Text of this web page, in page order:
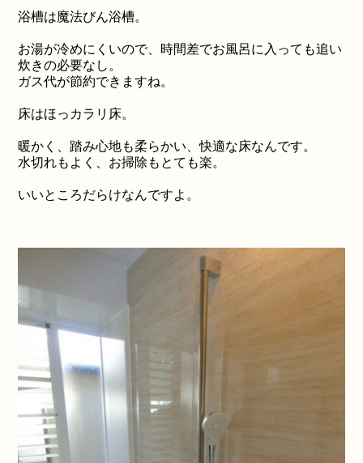
浴槽は魔法びん浴槽。
お湯が冷めにくいので、時間差でお風呂に入っても追い
炊きの必要なし。
ガス代が節約できますね。
床はほっカラリ床。
暖かく、踏み心地も柔らかい、快適な床なんです。
水切れもよく、お掃除もとても楽。
いいところだらけなんですよ。